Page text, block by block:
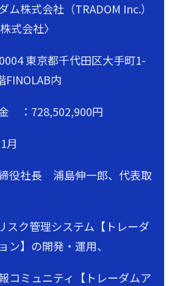
式会社（TRADOM Inc.）
式会社〉
東京都千代田区大手町1-
FINOLAB内
：728,502,900円
役社長 浦島伸一郎、代表取
スク管理システム【トレーダ
ン】の開発・運用、
ニティ【トレーダムア